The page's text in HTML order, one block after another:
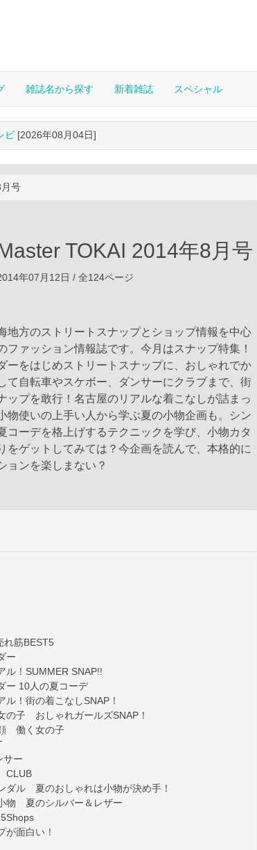
雑誌名から探す 新着雑誌 スペシャル
ビ [2026年08月04日]
号
TOKAI 2014年8月号
年07月12日 / 全124ページ
地方のストリートスナップとショップ情報を中心
ファッション情報誌です。今月はスナップ特集！
ーをはじめストリートスナップに、おしゃれでか
て自転車やスケボー、ダンサーにクラブまで、街
ップを敢行！名古屋のリアルな着こなしが詰まっ
物使いの上手い人から学ぶ夏の小物企画も。シン
コーデを格上げするテクニックを学び、小物カタ
をゲットしてみては？今企画を読んで、本格的に
ョンを楽しまない？
れ筋BEST5
ー
ル！SUMMER SNAP!!
ー 10人の夏コーデ
ル！街の着こなしSNAP！
の子 おしゃれガールズSNAP！
働く女の子
サー
CLUB
ダル 夏のおしゃれは小物が決め手！
物 夏のシルバー＆レザー
が面白い！